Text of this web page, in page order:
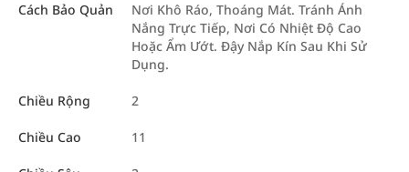
Cách Bảo Quản
Nơi Khô Ráo, Thoáng Mát. Tránh Ánh
Nắng Trực Tiếp, Nơi Có Nhiệt Độ Cao
Hoặc Ẩm Ướt. Đậy Nắp Kín Sau Khi Sử
Dụng.
Chiều Rộng 2
Chiều Cao 11